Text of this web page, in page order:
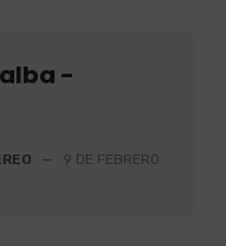
-
—
9 DE FEBRERO